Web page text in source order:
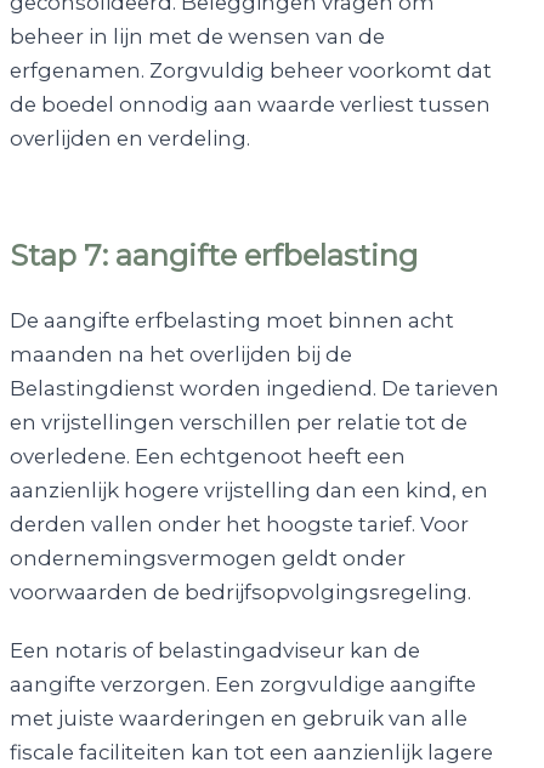
beheer in lijn met de wensen van de
erfgenamen. Zorgvuldig beheer voorkomt dat
de boedel onnodig aan waarde verliest tussen
overlijden en verdeling.
Stap 7: aangifte erfbelasting
De aangifte erfbelasting moet binnen acht
maanden na het overlijden bij de
Belastingdienst worden ingediend. De tarieven
en vrijstellingen verschillen per relatie tot de
overledene. Een echtgenoot heeft een
aanzienlijk hogere vrijstelling dan een kind, en
derden vallen onder het hoogste tarief. Voor
ondernemingsvermogen geldt onder
voorwaarden de bedrijfsopvolgingsregeling.
Een notaris of belastingadviseur kan de
aangifte verzorgen. Een zorgvuldige aangifte
met juiste waarderingen en gebruik van alle
fiscale faciliteiten kan tot een aanzienlijk lagere